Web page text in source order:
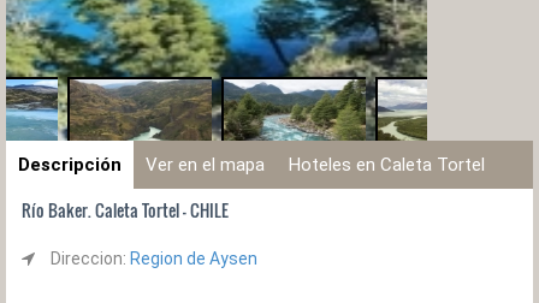
Descripción Ver en el mapa Hoteles en Caleta Tortel
Río Baker. Caleta Tortel - CHILE
Direccion: Region de Aysen